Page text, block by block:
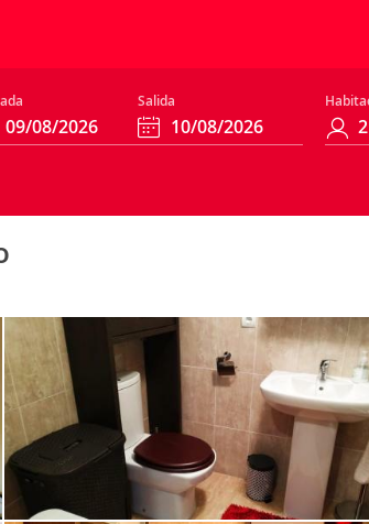
Salida